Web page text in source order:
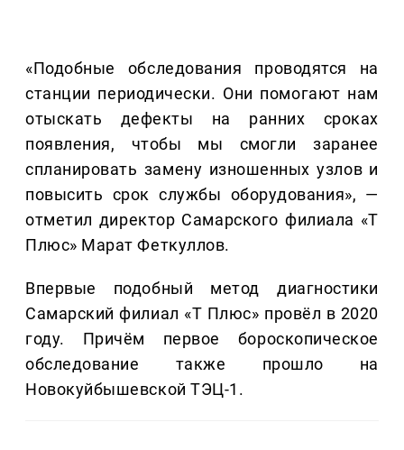
«Подобные обследования проводятся на
станции периодически. Они помогают нам
отыскать дефекты на ранних сроках
появления, чтобы мы смогли заранее
спланировать замену изношенных узлов и
повысить срок службы оборудования», —
отметил директор Самарского филиала «Т
Плюс» Марат Феткуллов.
Впервые подобный метод диагностики
Самарский филиал «Т Плюс» провёл в 2020
году. Причём первое бороскопическое
обследование также прошло на
Новокуйбышевской ТЭЦ-1.